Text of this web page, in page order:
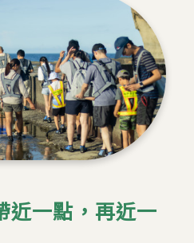
近一點，再近一